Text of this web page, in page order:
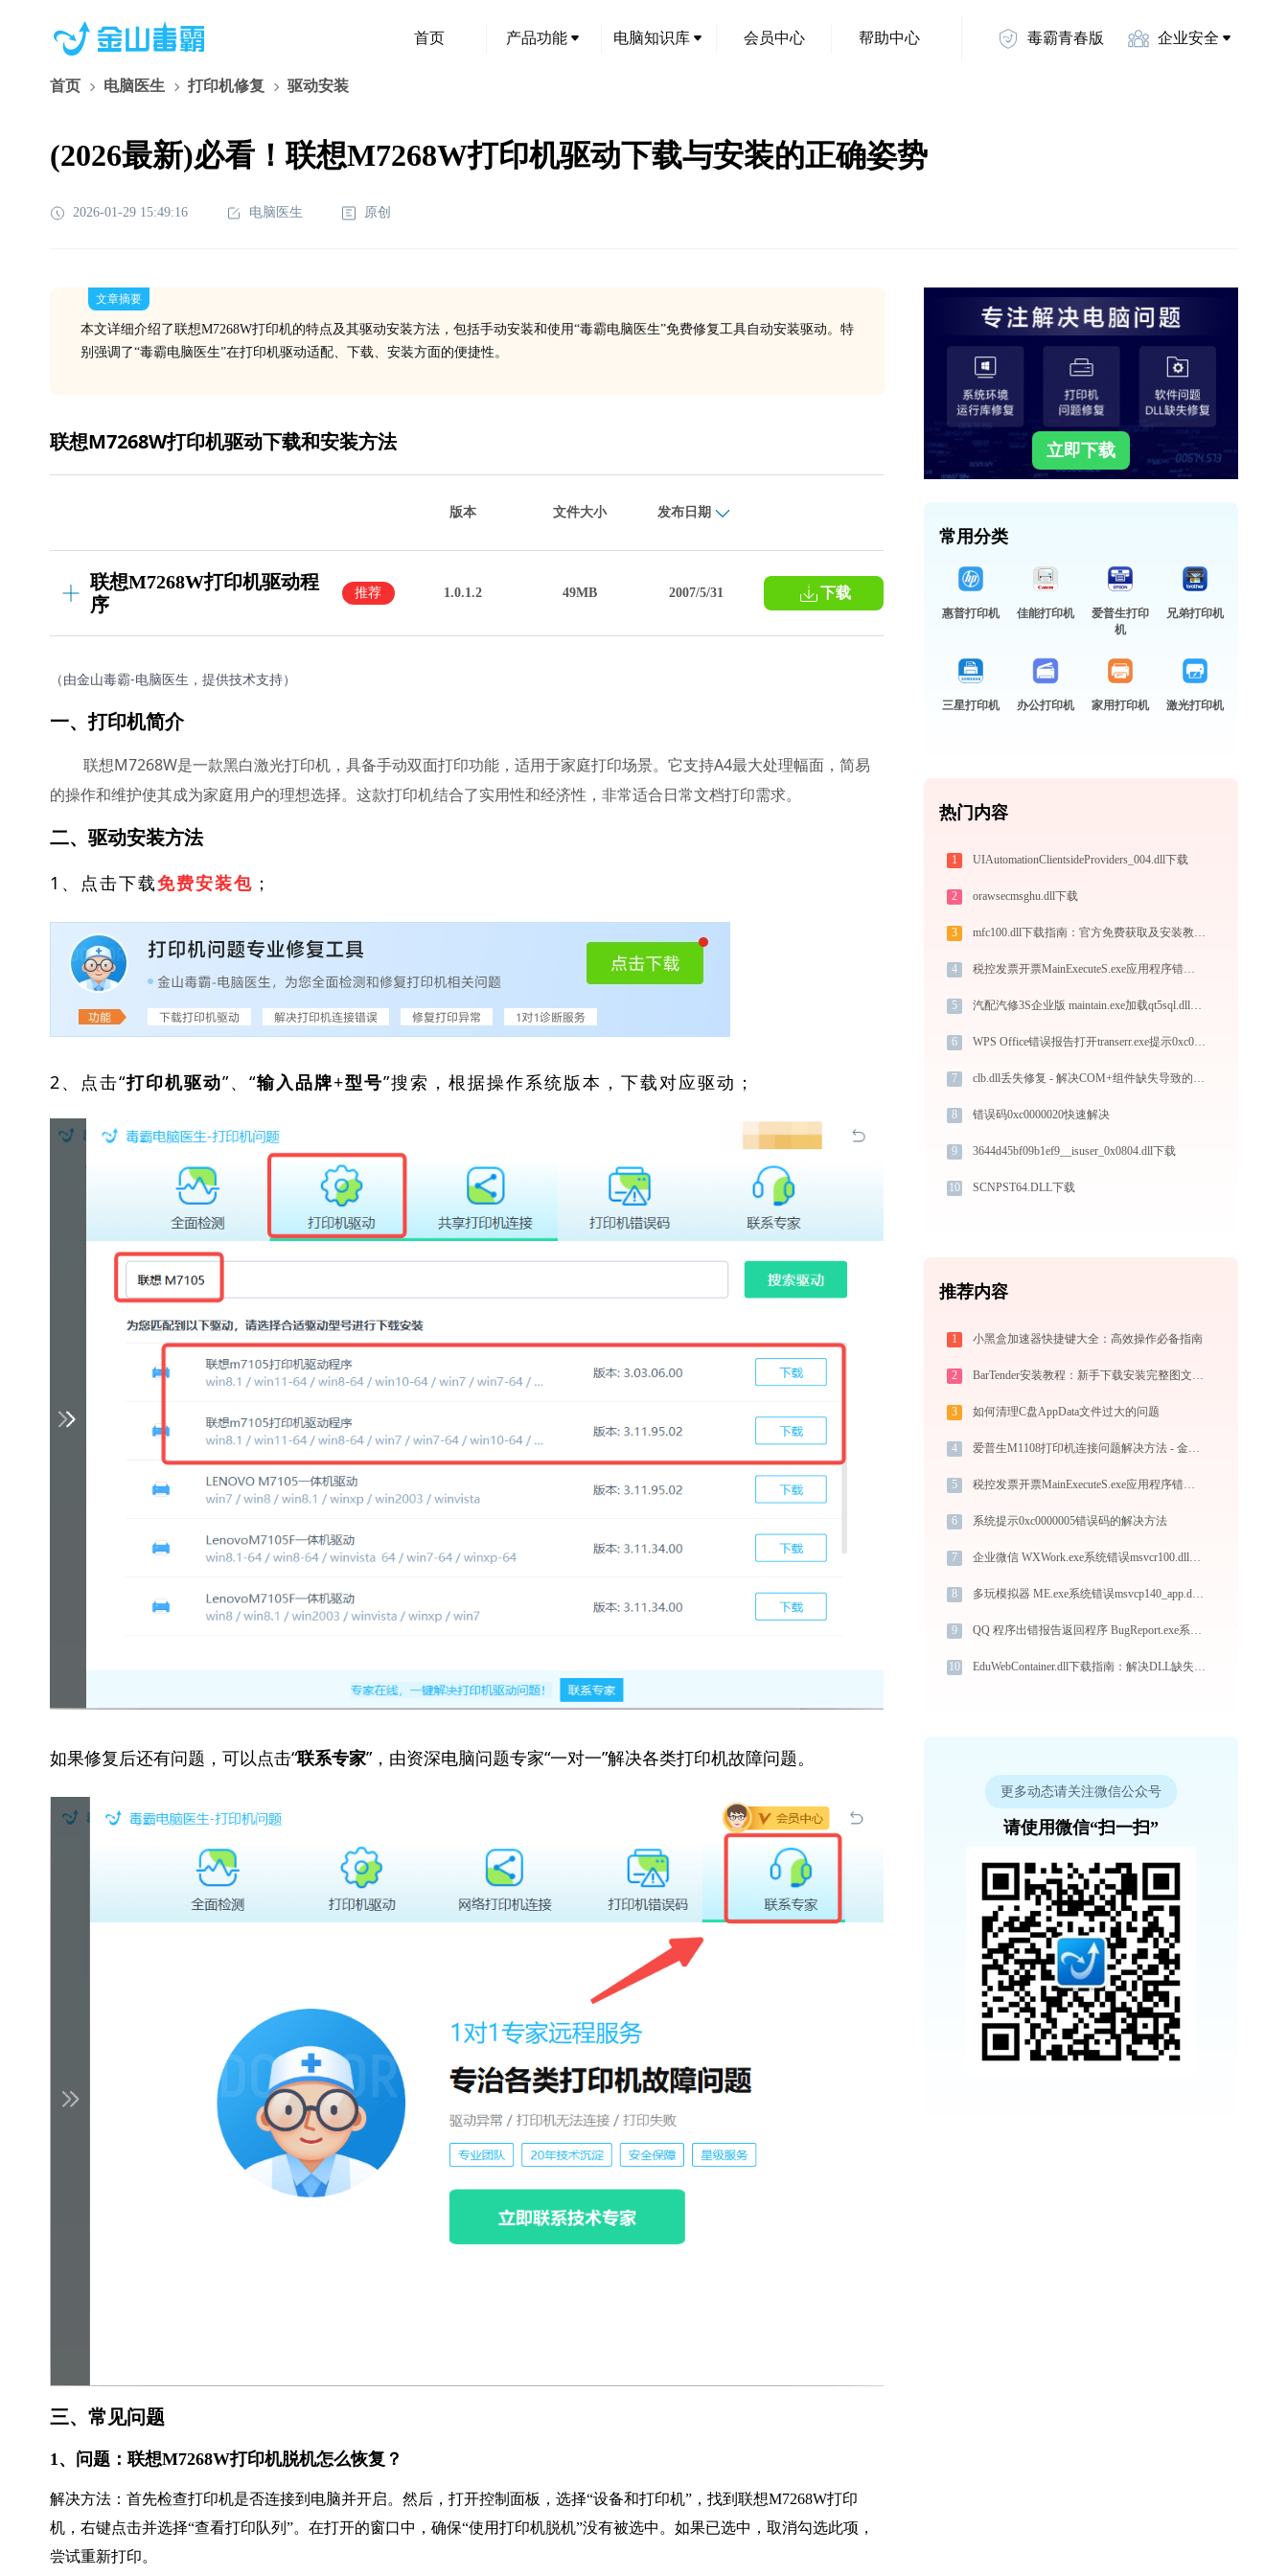
首页 产品功能 电脑知识库 会员中心 帮助中心 毒霸青春版 企业安全
首页 电脑医生 打印机修复 驱动安装
(2026最新)必看！联想M7268W打印机驱动下载与安装的正确姿势
2026-01-29 15:49:16 电脑医生 原创
文章摘要
本文详细介绍了联想M7268W打印机的特点及其驱动安装方法，包括手动安装和使用“毒霸电脑医生”免费修复工具自动安装驱动。特
别强调了“毒霸电脑医生”在打印机驱动适配、下载、安装方面的便捷性。
联想M7268W打印机驱动下载和安装方法
版本 文件大小 发布日期
联想M7268W打印机驱动程
序
推荐 1.0.1.2 49MB 2007/5/31 下载
（由金山毒霸-电脑医生，提供技术支持）
一、打印机简介
联想M7268W是一款黑白激光打印机，具备手动双面打印功能，适用于家庭打印场景。它支持A4最大处理幅面，简易
的操作和维护使其成为家庭用户的理想选择。这款打印机结合了实用性和经济性，非常适合日常文档打印需求。
二、驱动安装方法
1、点击下载免费安装包 ；
2、点击“打印机驱动”、“输入品牌+型号”搜索，根据操作系统版本，下载对应驱动；
如果修复后还有问题，可以点击“联系专家”，由资深电脑问题专家“一对一”解决各类打印机故障问题。
三、常见问题
1、问题：联想M7268W打印机脱机怎么恢复？
解决方法：首先检查打印机是否连接到电脑并开启。然后，打开控制面板，选择“设备和打印机”，找到联想M7268W打印
机，右键点击并选择“查看打印队列”。在打开的窗口中，确保“使用打印机脱机”没有被选中。如果已选中，取消勾选此项，
尝试重新打印。
立即下载
常用分类
惠普打印机 佳能打印机
爱普生打印
机
兄弟打印机
三星打印机 办公打印机 家用打印机 激光打印机
热门内容
1 UIAutomationClientsideProviders_004.dll下载
2 orawsecmsghu.dll下载
3 mfc100.dll下载指南：官方免费获取及安装教程，解决DLL缺失问题
4 税控发票开票MainExecuteS.exe应用程序错误0xc000000d解决方法
5 汽配汽修3S企业版 maintain.exe加载qt5sql.dll文件丢失处理办法
6 WPS Office错误报告打开transerr.exe提示0xc000000d错误码怎么办
7 clb.dll丢失修复 - 解决COM+组件缺失导致的系统错误
8 错误码0xc0000020快速解决
9 3644d45bf09b1ef9__isuser_0x0804.dll下载
10 SCNPST64.DLL下载
推荐内容
1 小黑盒加速器快捷键大全：高效操作必备指南
2 BarTender安装教程：新手下载安装完整图文步骤
3 如何清理C盘AppData文件过大的问题
4 爱普生M1108打印机连接问题解决方法 - 金山毒霸
5 税控发票开票MainExecuteS.exe应用程序错误0xc000000d解决方法
6 系统提示0xc0000005错误码的解决方法
7 企业微信 WXWork.exe系统错误msvcr100.dll丢失如何解决
8 多玩模拟器 ME.exe系统错误msvcp140_app.dll丢失如何解决
9 QQ 程序出错报告返回程序 BugReport.exe系统错误msvcr71.dll丢失如何解决
10 EduWebContainer.dll下载指南：解决DLL缺失问题的完整方案
更多动态请关注微信公众号
请使用微信“扫一扫”